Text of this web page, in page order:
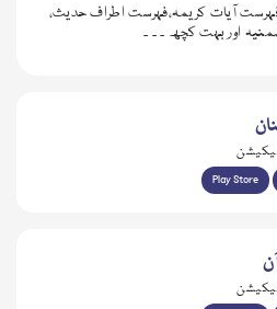
آیات کریمہ،فہرست اطراف حدیث،
اور بہت کچھ ۔ ۔ ۔
Play Store